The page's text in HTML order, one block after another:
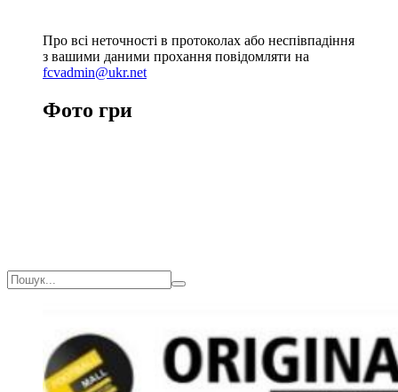
Про всі неточності в протоколах або неспівпадіння
з вашими даними прохання повідомляти на
fcvadmin@ukr.net
Фото гри